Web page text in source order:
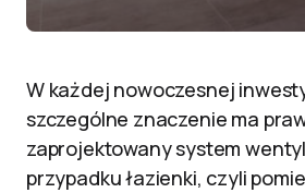
W każdej nowoczesnej
szczególne znaczenie ma
zaprojektowany system
przypadku łazienki, czyli